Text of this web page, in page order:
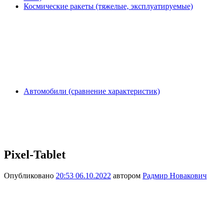
Космические ракеты (тяжелые, эксплуатируемые)
Автомобили (сравнение характеристик)
Pixel-Tablet
Опубликовано 20:53 06.10.2022 автором Радмир Новакович